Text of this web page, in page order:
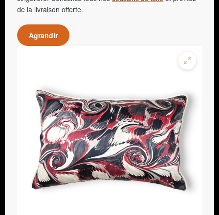
de la livraison offerte.
Agrandir